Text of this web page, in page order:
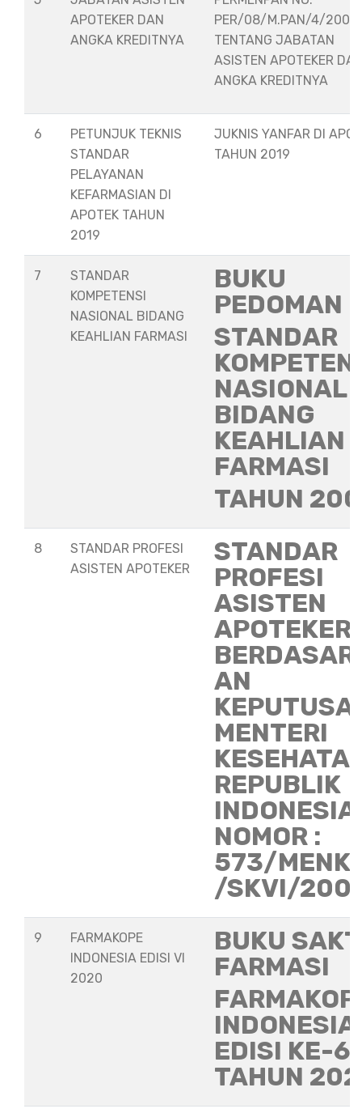
APOTEKER DAN
ANGKA KREDITNYA
PER/08/M.PAN/4/2008
TENTANG JABATAN
ASISTEN APOTEKER
ANGKA KREDITNYA
6
PETUNJUK TEKNIS
STANDAR
PELAYANAN
KEFARMASIAN DI
APOTEK TAHUN
2019
JUKNIS YANFAR DI
TAHUN 2019
7
STANDAR
KOMPETENSI
NASIONAL BIDANG
KEAHLIAN FARMASI
BUKU
PEDOMAN
STANDAR
NASIONAL
BIDANG
KEAHLIAN
FARMASI
TAHUN
8
STANDAR PROFESI
ASISTEN APOTEKER
STANDAR
PROFESI
ASISTEN
APOTEKER
AN
MENTERI
REPUBLIK
INDONESIA
NOMOR :
573/
/SKVI/
9
FARMAKOPE
INDONESIA EDISI VI
2020
BUKU
FARMASI
INDONESIA
EDISI KE-6
TAHUN